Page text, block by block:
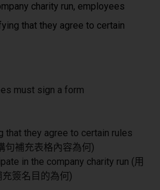
charity run, employees
that they agree to certain
must sign a form
that they agree to certain rules
句補充表格內容為何)
in the company charity run (用
簽名目的為何)